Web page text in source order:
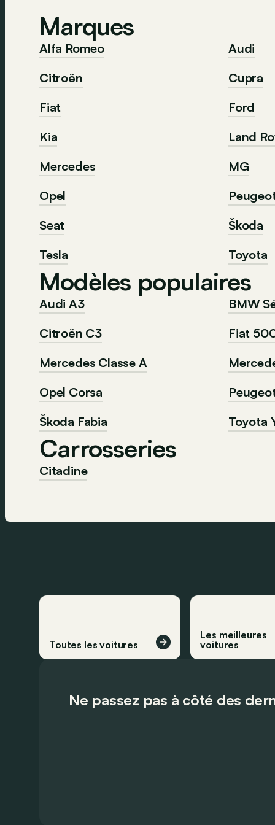
Marques
Alfa Romeo Audi
Citroën
Cupra
Fiat
Ford
Kia
Land
Mercedes
MG
Opel
Seat
Škoda
Tesla
Toyota
Modèles populaires
Audi A3 BMW
Citroën C3
Fiat
Mercedes Classe A
Opel Corsa
Škoda Fabia
Toyota
Carrosseries
Citadine
Toutes les voitures
Les meilleures
voitures
Ne passez pas à côté des